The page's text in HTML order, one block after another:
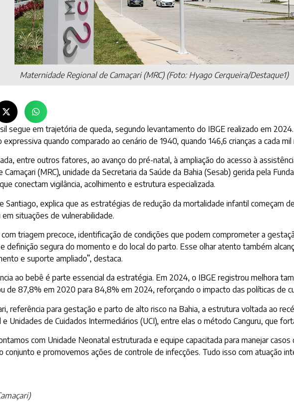
Maternidade Regional de Camaçari (MRC) (Foto: Hyago Cerqueira/Destaque1)
segue em trajetória de queda, segundo levantamento do IBGE realizado em
quando comparado ao cenário de 1940, quando 146,6 crianças a cada
entre outros fatores, ao avanço do pré-natal, à ampliação do acesso à
(MRC), unidade da Secretaria da Saúde da Bahia (Sesab) gerida pela
conectam vigilância, acolhimento e estrutura especializada.
Santiago, explica que as estratégias de redução da mortalidade infantil começam
situações de vulnerabilidade.
triagem precoce, identificação de condições que podem comprometer a
definição segura do momento e do local do parto. Esse olhar atento também
e suporte ampliado”, destaca.
ao bebê é parte essencial da estratégia. Em 2024, o IBGE registrou melhora
de 87,8% em 2020 para 84,8% em 2024, reforçando o impacto das políticas de
referência para gestação e parto de alto risco na Bahia, a estrutura voltada ao
Unidades de Cuidados Intermediários (UCI), entre elas o método Canguru, que
com Unidade Neonatal estruturada e equipe capacitada para manejar
conjunto e promovemos ações de controle de infecções. Tudo isso com atuação